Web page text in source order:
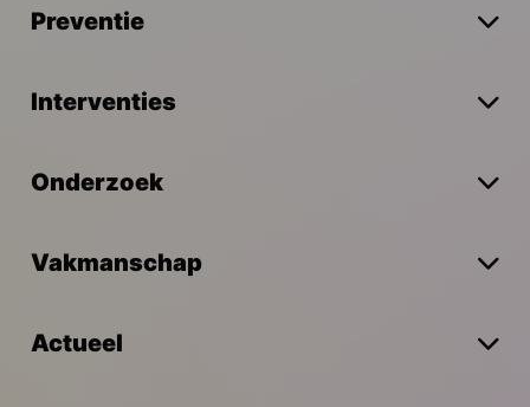
Preventie
Interventies
Onderzoek
Vakmanschap
Actueel